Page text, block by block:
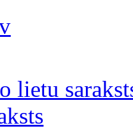
lietu